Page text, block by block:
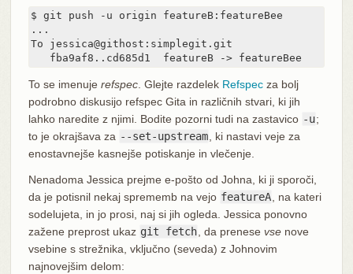
$ git push -u origin featureB:featureBee
...
To jessica@githost:simplegit.git
   fba9af8..cd685d1  featureB -> featureBee
To se imenuje refspec. Glejte razdelek Refspecza bolj
podrobno diskusijo refspec Gita in različnih stvari, ki jih
lahko naredite z njimi. Bodite pozorni tudi na zastavico -u;
to je okrajšava za --set-upstream , ki nastavi veje za
enostavnejše kasnejše potiskanje in vlečenje.
Nenadoma Jessica prejme e-pošto od Johna, ki ji sporoči,
da je potisnil nekaj sprememb na vejo featureA , na kateri
sodelujeta, in jo prosi, naj si jih ogleda. Jessica ponovno
zažene preprost ukaz git fetch , da prenese vsenove
vsebine s strežnika, vključno (seveda) z Johnovim
najnovejšim delom: